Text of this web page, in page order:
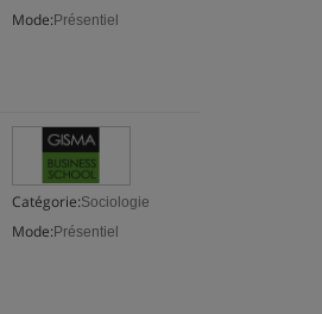
Mode: Présentiel
Catégorie:Sociologie
Mode: Présentiel